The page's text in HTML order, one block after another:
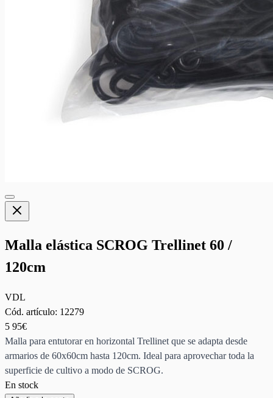
Malla elástica SCROG Trellinet 60 /
120cm
VDL
Cód. artículo: 12279
5 95€
Malla para entutorar en horizontal Trellinet que se adapta desde
armarios de 60x60cm hasta 120cm. Ideal para aprovechar toda la
superficie de cultivo a modo de SCROG.
En stock